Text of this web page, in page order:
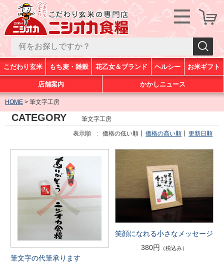
こだわり玄米 もち麦・雑穀 花乙女＆ブランド ヘルシー お米ギフト
店舗案内 かかしニュース
HOME 筆文字工房
CATEGORY 筆文字工房
表示順 : 価格の低い順 価格の高い順 更新日順
筆文字の代筆承ります
笑顔になれる小さなメッセージ
380円
（税込み）